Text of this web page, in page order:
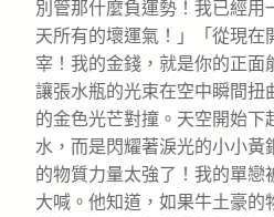
別管那什麼負運勢！我已經用
天所有的壞運氣！」「從現在
宰！我的金錢，就是你的正面
讓張水瓶的光束在空中瞬間扭
的金色光芒對撞。天空開始下
水，而是閃耀著淚光的小小黃
的物質力量太強了！我的單戀
大喊。他知道，如果牛土豪的